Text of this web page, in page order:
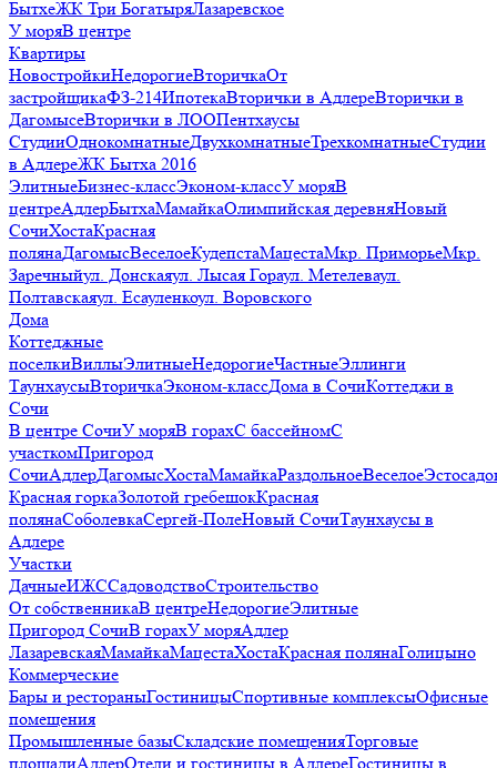
БытхеЖК Три БогатыряЛазаревское
У моряВ центре
Квартиры
НовостройкиНедорогиеВторичкаОт
застройщикаФЗ-214ИпотекаВторички в АдлереВторички в
ДагомысеВторички в ЛООПентхаусы
СтудииОднокомнатныеДвухкомнатныеТрехкомнатныеСтудии
в АдлереЖК Бытха 2016
ЭлитныеБизнес-классЭконом-классУ моряВ
центреАдлерБытхаМамайкаОлимпийская деревняНовый
СочиХостаКрасная
полянаДагомысВеселоеКудепстаМацестаМкр. ПриморьеМкр.
Заречныйул. Донскаяул. Лысая Гораул. Метелеваул.
Полтавскаяул. Есауленкоул. Воровского
Дома
Коттеджные
поселкиВиллыЭлитныеНедорогиеЧастныеЭллинги
ТаунхаусыВторичкаЭконом-классДома в СочиКоттеджи в
Сочи
В центре СочиУ моряВ горахС бассейномС
участкомПригород
СочиАдлерДагомысХостаМамайкаРаздольноеВеселое
Красная горкаЗолотой гребешокКрасная
полянаСоболевкаСергей-ПолеНовый СочиТаунхаусы в
Адлере
Участки
ДачныеИЖССадоводствоСтроительство
От собственникаВ центреНедорогиеЭлитные
Пригород СочиВ горахУ моряАдлер
ЛазаревскаяМамайкаМацестаХостаКрасная полянаГолицыно
Коммерческие
Бары и рестораныГостиницыСпортивные комплексыОфисные
помещения
Промышленные базыСкладские помещенияТорговые
площадиАдлерОтели и гостиницы в АдлереГостиницы в